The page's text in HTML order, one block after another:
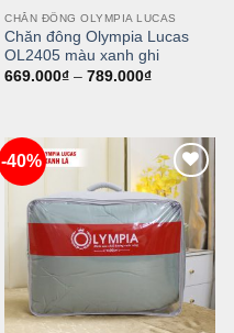
CHĂN ĐÔNG OLYMPIA LUCAS
Chăn đông Olympia Lucas
OL2405 màu xanh ghi
669.000₫ – 789.000₫
-40%
Add
to
wishlist